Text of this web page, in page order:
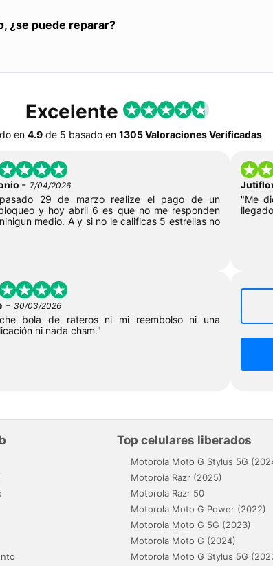
¿se puede reparar?
Excelente
en 4.9 de 5 basado en 1305 Valoraciones Verificadas
- 7/04/2026
29 de marzo realize el pago de un
y hoy abril 6 es que no me responden
medio. A y si no le calificas 5 estrellas no
"Me
- 30/03/2026
bola de rateros ni mi reembolso ni una
ni nada chsm."
Top celulares liberados
Motorola Moto G Stylus 5G
Motorola Razr (2025)
Motorola Razr 50
Motorola Moto G Power (2022)
Motorola Moto G 5G (2023)
Motorola Moto G (2024)
Motorola Moto G Stylus 5G